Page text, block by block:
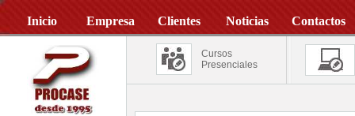
Inicio Empresa Clientes Noticias Contactos
Cursos
Presenciales